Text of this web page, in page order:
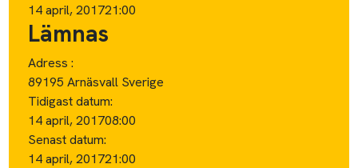
14 april, 201721:00
Lämnas
Adress :
89195 Arnäsvall Sverige
Tidigast datum:
14 april, 201708:00
Senast datum:
14 april, 201721:00